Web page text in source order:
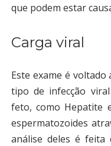
que podem estar
Carga viral
Este exame é
tipo de infecção
feto, como Hepatite
espermatozoides
análise deles é feita